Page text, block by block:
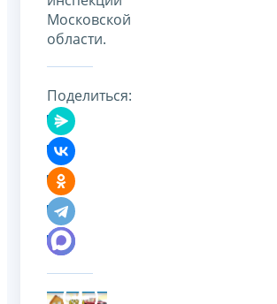
Московской
области.
Поделиться: